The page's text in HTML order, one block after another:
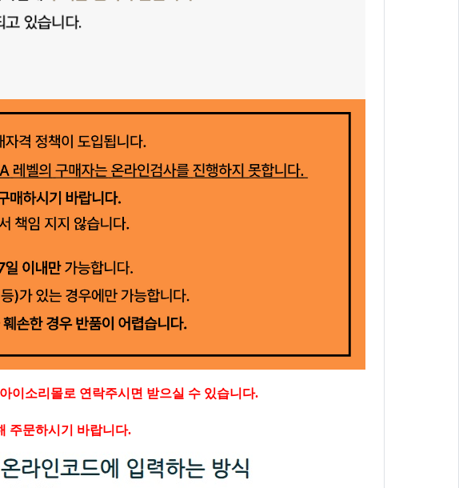
이소리몰로 연락주시면 받으실 수 있습니다.
주문하시기 바랍니다.